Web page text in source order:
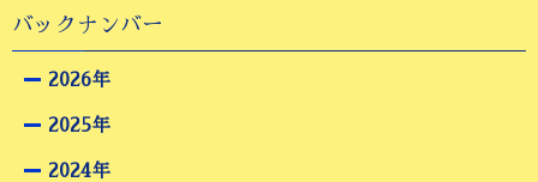
バックナンバー
2026年
2025年
2024年